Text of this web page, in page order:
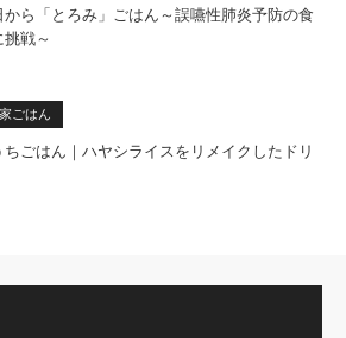
から「とろみ」ごはん～誤嚥性肺炎予防の食
挑戦～
ごはん
ちごはん｜ハヤシライスをリメイクしたドリ